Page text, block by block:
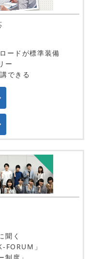
ードが標準装備
ー
できる
聞く
FORUM」